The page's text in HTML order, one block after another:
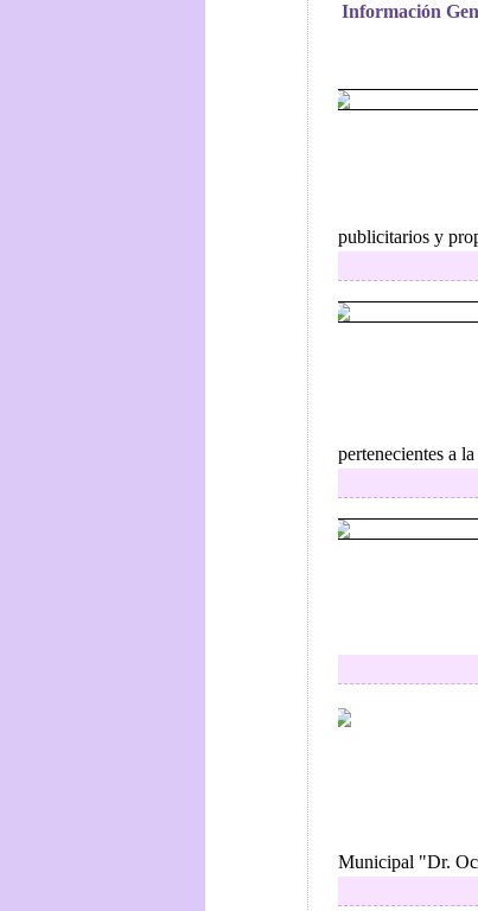
Información
publicitarios y
pertenecientes a
Municipal "Dr.